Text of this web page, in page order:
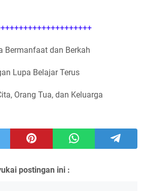
Bermanfaat dan Berkah
Lupa Belajar Terus
Orang Tua, dan Keluarga
postingan ini :